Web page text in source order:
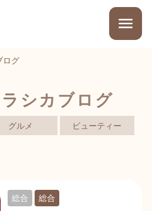
ログ
シカブログ
グルメ ビューティー
総合 総合